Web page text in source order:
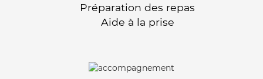
Préparation des repas
Aide à la prise